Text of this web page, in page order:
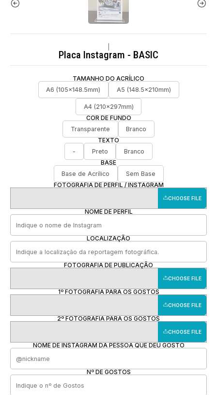
Placa Instagram - BASIC
TAMANHO DO ACRÍLICO
A6 (105x148.5mm)
A5 (148.5x210mm)
A4 (210x297mm)
COR DE FUNDO
Transparente
Branco
TEXTO
-
Preto
Branco
BASE
Base de Acrílico
Sem Base
FOTOGRAFIA DE PERFIL / INSTAGRAM
CHOOSE FILE
NOME DE PERFIL
LOCALIZAÇÃO
FOTOGRAFIA DE PUBLICAÇÃO
CHOOSE FILE
1º FOTOGRAFIA PARA OS GOSTOS
CHOOSE FILE
2º FOTOGRAFIA PARA OS GOSTOS
CHOOSE FILE
NOME DE INSTAGRAM DA PESSOA QUE DEU GOSTO
Nº DE GOSTOS